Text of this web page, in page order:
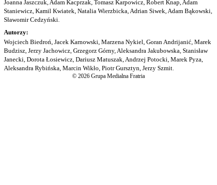
Joanna Jaszczuk, Adam Kacprzak, Tomasz Karpowicz, Robert Knap, Adam
Staniewicz, Kamil Kwiatek, Natalia Wierzbicka, Adrian Siwek, Adam Bąkowski,
Sławomir Cedzyński.
Autorzy:
Wojciech Biedroń, Jacek Karnowski, Marzena Nykiel, Goran Andrijanić, Marek
Budzisz, Jerzy Jachowicz, Grzegorz Górny, Aleksandra Jakubowska, Stanisław
Janecki, Dorota Łosiewicz, Dariusz Matuszak, Andrzej Potocki, Marek Pyza,
Aleksandra Rybińska, Marcin Wikło, Piotr Gursztyn, Jerzy Szmit.
© 2026 Grupa Medialna Fratria